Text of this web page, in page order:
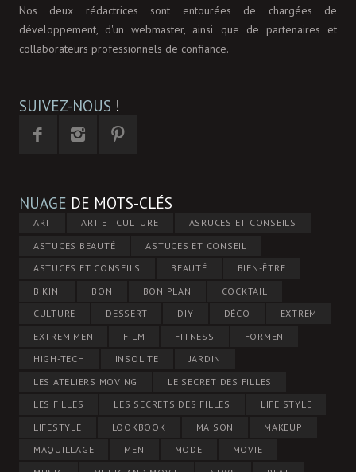
Nos deux rédactrices sont entourées de chargées de
développement, d'un webmaster, ainsi que de partenaires et
collaborateurs professionnels de confiance.
SUIVEZ-NOUS !
NUAGE DE MOTS-CLÉS
ART ART ET CULTURE
ASRUCES ET CONSEILS
ASTUCES BEAUTÉ
ASTUCES ET CONSEIL
ASTUCES ET CONSEILS
BEAUTÉ
BIEN-ÊTRE
BIKINI
BON BON PLAN
COCKTAIL
CULTURE
DESSERT DIY DÉCO
EXTREM
EXTREM MEN
FILM FITNESS
FORMEN
HIGH-TECH
INSOLITE
JARDIN
LES ATELIERS MOVING
LE SECRET DES FILLES
LES FILLES
LES SECRETS DES FILLES
LIFE STYLE
LIFESTYLE
LOOKBOOK MAISON
MAKEUP
MAQUILLAGE
MEN MODE
MOVIE